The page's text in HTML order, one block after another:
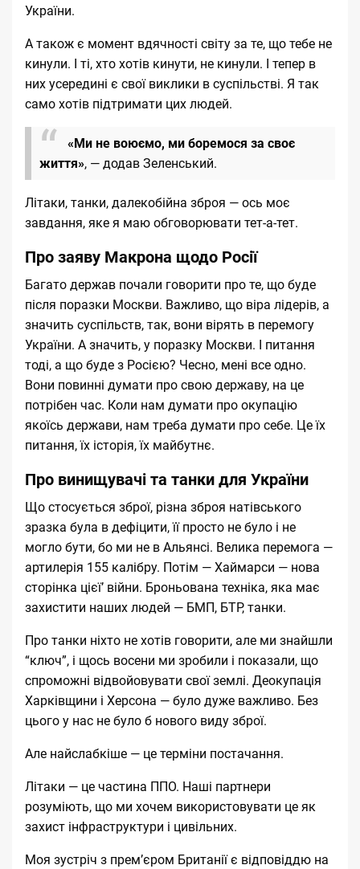
України.
А також є момент вдячності світу за те, що тебе не
кинули. І ті, хто хотів кинути, не кинули. І тепер в
них усередині є свої виклики в суспільстві. Я так
само хотів підтримати цих людей.
«Ми не воюємо, ми боремося за своє
життя», — додав Зеленський.
Літаки, танки, далекобійна зброя — ось моє
завдання, яке я маю обговорювати тет-а-тет.
Про заяву Макрона щодо Росії
Багато держав почали говорити про те, що буде
після поразки Москви. Важливо, що віра лідерів, а
значить суспільств, так, вони вірять в перемогу
України. А значить, у поразку Москви. І питання
тоді, а що буде з Росією? Чесно, мені все одно.
Вони повинні думати про свою державу, на це
потрібен час. Коли нам думати про окупацію
якоїсь держави, нам треба думати про себе. Це їх
питання, їх історія, їх майбутнє.
Про винищувачі та танки для України
Що стосується зброї, різна зброя натівського
зразка була в дефіцити, її просто не було і не
могло бути, бо ми не в Альянсі. Велика перемога —
артилерія 155 калібру. Потім — Хаймарси — нова
сторінка цієїʼ війни. Броньована техніка, яка має
захистити наших людей — БМП, БТР, танки.
Про танки ніхто не хотів говорити, але ми знайшли
“ключ”, і щось восени ми зробили і показали, що
спроможні відвойовувати свої землі. Деокупація
Харківщини і Херсона — було дуже важливо. Без
цього у нас не було б нового виду зброї.
Але найслабкіше — це терміни постачання.
Літаки — це частина ППО. Наші партнери
розуміють, що ми хочем використовувати це як
захист інфраструктури і цивільних.
Моя зустріч з премʼєром Британії є відповіддю на